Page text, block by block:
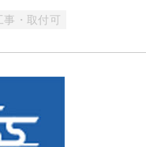
事・取付可